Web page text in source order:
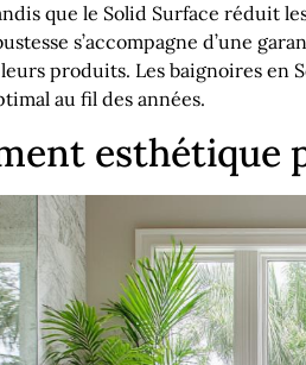
que le Solid Surface réduit
s’accompagne d’une
produits. Les baignoires
au fil des années.
esthétique